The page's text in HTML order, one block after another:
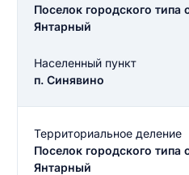
Поселок городского типа
Янтарный
Населенный пункт
п. Синявино
Территориальное деление
Поселок городского типа
Янтарный